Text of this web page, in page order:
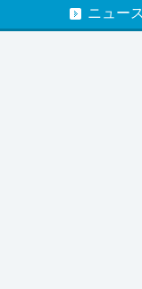
ニュー